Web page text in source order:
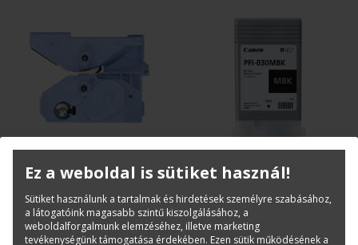
CANON
Canon CT-08 Cutter Blade
(vágókés) 1155C002
Vágókés TC-20, TC-20M, TM-
200, TM-205, TM-240, TM-255, TM-
CANON
Canon PFI-030MBK Matte
Black tintapatron 55 ml
(3488C001)
Eredeti tintapatron Canon
imagePROGRAF TM-240 és TM-
Ez a weboldal is sütiket használ!
Sütiket használunk a tartalmak és hirdetések személyre szabásához,
a látogatóink magasabb szintű kiszolgálásához, a
weboldalforgalmunk elemzéséhez, illetve marketing
tevékenységünk támogatása érdekében. Ezen sütik működésének a